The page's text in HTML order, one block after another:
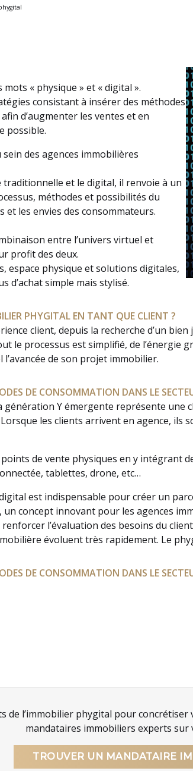
« physique » et « digital ».
consistant à insérer des méthodes
d’augmenter les ventes et en
possible.
des agences immobilières
et le digital, il renvoie à un
méthodes et possibilités du
les envies des consommateurs.
entre l’univers virtuel et
profit des deux.
espace physique et solutions digitales,
d’achat simple mais stylisé.
PHYGITAL EN TANT QUE CLIENT ?
client, depuis la recherche d’un
le processus est simplifié, de l’énergie
de son projet immobilier.
DE CONSOMMATION DANS LE
génération Y émergente représente une
les clients arrivent en agence,
de vente physiques en y intégrant
tablettes, drone, etc…
est indispensable pour créer un
concept innovant pour les agences
l’évaluation des besoins du
évoluent très rapidement. Le
DE CONSOMMATION DANS LE
de l’immobilier phygital pour concrétiser
mandataires immobiliers experts sur
TROUVER UN MANDATAIRE